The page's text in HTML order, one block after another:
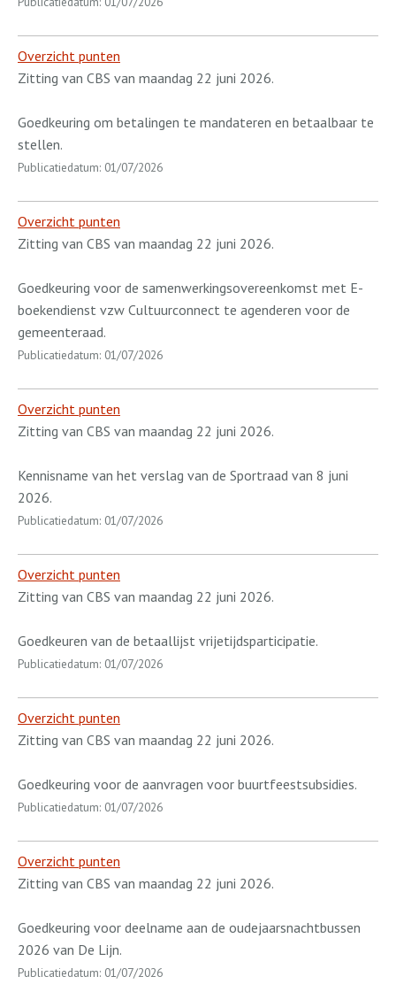
Overzicht punten
Zitting van CBS van maandag 22 juni 2026.
Goedkeuring om betalingen te mandateren en betaalbaar te
stellen.
Publicatiedatum: 01/07/2026
Overzicht punten
Zitting van CBS van maandag 22 juni 2026.
Goedkeuring voor de samenwerkingsovereenkomst met E-
boekendienst vzw Cultuurconnect te agenderen voor de
gemeenteraad.
Publicatiedatum: 01/07/2026
Overzicht punten
Zitting van CBS van maandag 22 juni 2026.
Kennisname van het verslag van de Sportraad van 8 juni
2026.
Publicatiedatum: 01/07/2026
Overzicht punten
Zitting van CBS van maandag 22 juni 2026.
Goedkeuren van de betaallijst vrijetijdsparticipatie.
Publicatiedatum: 01/07/2026
Overzicht punten
Zitting van CBS van maandag 22 juni 2026.
Goedkeuring voor de aanvragen voor buurtfeestsubsidies.
Publicatiedatum: 01/07/2026
Overzicht punten
Zitting van CBS van maandag 22 juni 2026.
Goedkeuring voor deelname aan de oudejaarsnachtbussen
2026 van De Lijn.
Publicatiedatum: 01/07/2026